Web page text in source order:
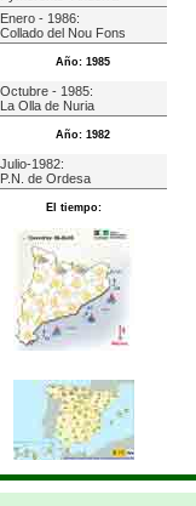
Enero - 1986:
Collado del Nou Fons
Año: 1985
Octubre - 1985:
La Olla de Nuria
Año: 1982
Julio-1982:
P.N. de Ordesa
El tiempo: